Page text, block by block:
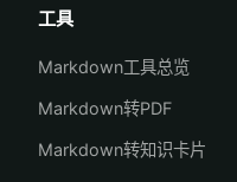
工具
Markdown工具总览
Markdown转PDF
Markdown转知识卡片